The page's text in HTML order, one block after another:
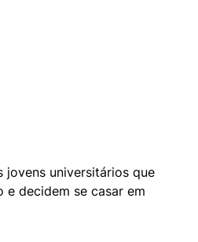
jovens universitários que
e decidem se casar em